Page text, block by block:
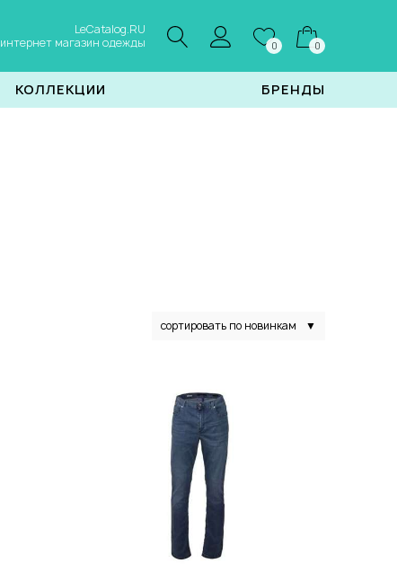
LeCatalog.RU
интернет магазин одежды
0 0
КОЛЛЕКЦИИ БРЕНДЫ
сортировать по новинкам ▼